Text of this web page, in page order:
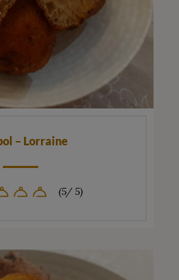
– Lorraine
(5/ 5)